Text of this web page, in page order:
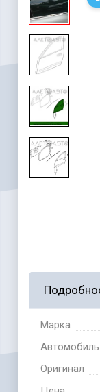
Марка
Автомобиль
Оригинал